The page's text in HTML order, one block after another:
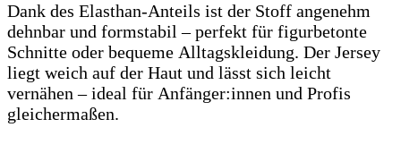
Dank des Elasthan-Anteils ist der Stoff angenehm
dehnbar und formstabil – perfekt für figurbetonte
Schnitte oder bequeme Alltagskleidung. Der Jersey
liegt weich auf der Haut und lässt sich leicht
vernähen – ideal für Anfänger:innen und Profis
gleichermaßen.